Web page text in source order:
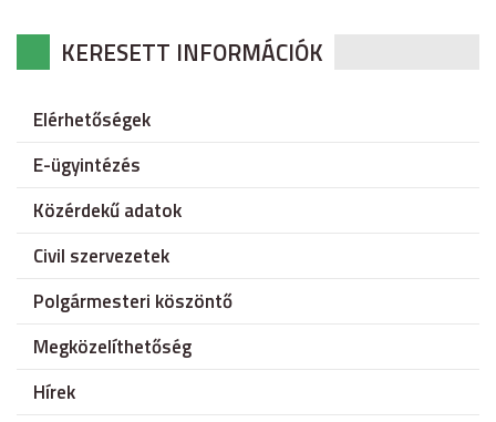
KERESETT INFORMÁCIÓK
Elérhetőségek
E-ügyintézés
Közérdekű adatok
Civil szervezetek
Polgármesteri köszöntő
Megközelíthetőség
Hírek